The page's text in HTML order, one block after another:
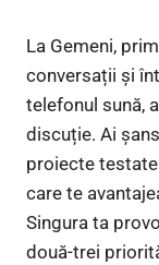
La Gemeni,
conversații și
telefonul sună,
discuție. Ai
proiecte
care te
Singura ta
două-trei